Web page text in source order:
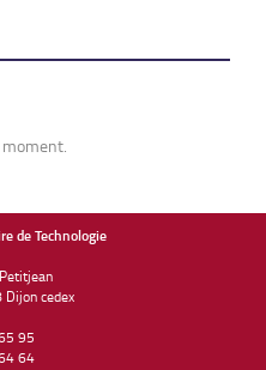
de Technologie
cedex
95
64